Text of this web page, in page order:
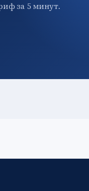
за 5 минут.